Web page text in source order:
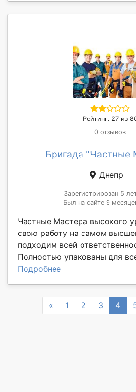
Рейтинг: 27 из
0 отзывов
Бригада "Частные
Днепр
Зарегистрирован 5
Был на сайте 9
Частные Мастера высокого
свою работу на самом
подходим всей
Полностью упакованы для
Подробнее
« Previous
1 2 3 4